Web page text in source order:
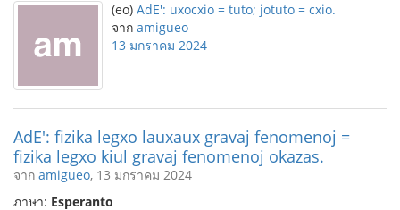
(eo) AdE': uxocxio = tuto; jotuto = cxio.
จาก amigueo
13 มกราคม 2024
AdE': fizika legxo lauxaux gravaj fenomenoj =
fizika legxo kiul gravaj fenomenoj okazas.
จาก amigueo, 13 มกราคม 2024
ภาษา: Esperanto